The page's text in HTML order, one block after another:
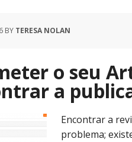
BY TERESA NOLAN
o seu
a
Encontrar a
problema;